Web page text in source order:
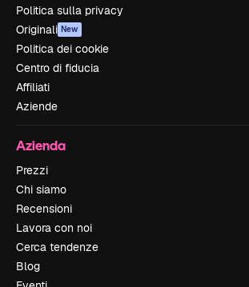
Politica sulla privacy
Originali New
Politica dei cookie
Centro di fiducia
Affiliati
Aziende
Azienda
Prezzi
Chi siamo
Recensioni
Lavora con noi
Cerca tendenze
Blog